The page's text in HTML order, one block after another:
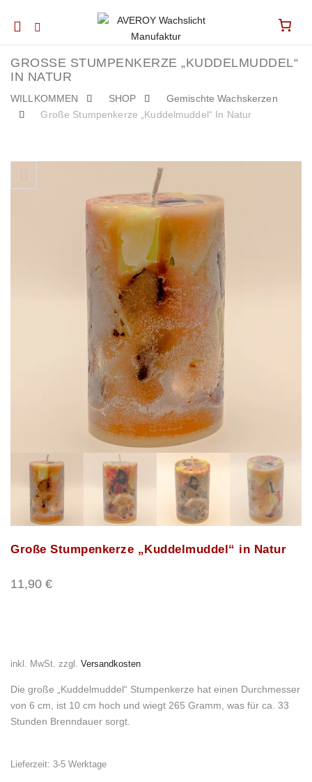
Mobile
GROSSE STUMPENKERZE „KUDDELMUDDEL“ I
N NATUR
WILLKOMMEN SHOP
Gemischte Wachskerzen
Große Stumpenkerze „Kuddelmuddel“ In Natur
Skip to content
Große Stumpenkerze „Kuddelmuddel“ in Natur
11,90 €
inkl. MwSt. zzgl. Versandkosten
Die große „Kuddelmuddel“ Stumpenkerze hat einen Durchmesser
von 6 cm, ist 10 cm hoch und wiegt 265 Gramm, was für ca. 33
Stunden Brenndauer sorgt.
Lieferzeit: 3-5 Werktage